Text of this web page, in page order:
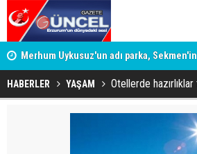
Merhum Uykusuz'un adı parka,
verildi
HABERLER YAŞAM Otellerde